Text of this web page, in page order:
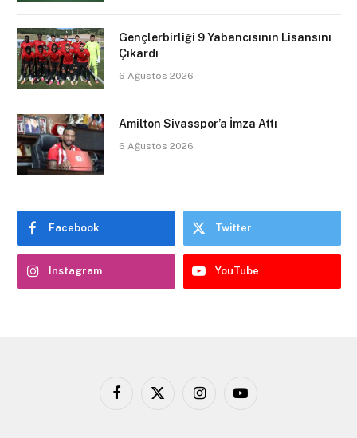
Gençlerbirliği 9 Yabancısının Lisansını
Çıkardı
6 Ağustos 2026
Amilton Sivasspor’a İmza Attı
6 Ağustos 2026
Facebook Twitter
Instagram YouTube
Facebook
X
InstagramYouTube